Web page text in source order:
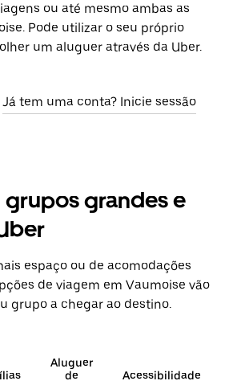
ou até mesmo ambas as
Pode utilizar o seu próprio
um aluguer através da Uber.
Já tem uma conta? Inicie sessão
grupos grandes e
espaço ou de acomodações
de viagem em Vaumoise vão
grupo a chegar ao destino.
Aluguer
de
Acessibilidade